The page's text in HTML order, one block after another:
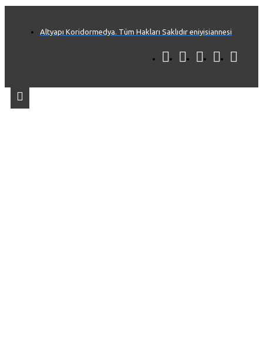
Altyapı Koridormedya. Tüm Hakları Saklıdır eniyisiannesi